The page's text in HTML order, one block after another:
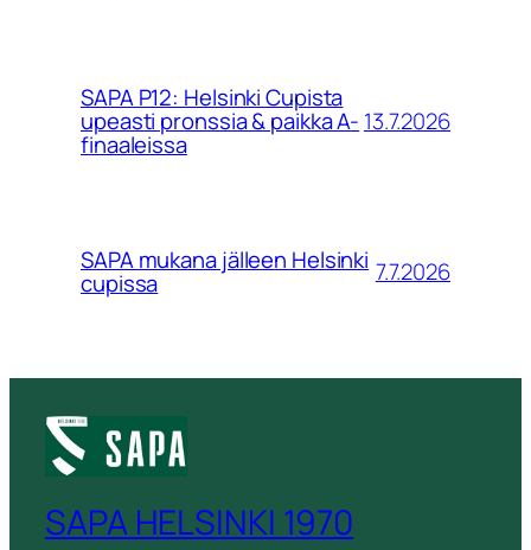
SAPA P12: Helsinki Cupista
upeasti pronssia & paikka A-
finaaleissa
13.7.2026
SAPA mukana jälleen Helsinki
cupissa 7.7.2026
SAPA HELSINKI 1970